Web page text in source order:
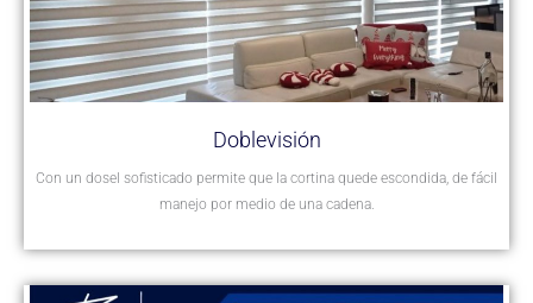
Doblevisión
Con un dosel sofisticado permite que la cortina quede escondida, de fácil
manejo por medio de una cadena.